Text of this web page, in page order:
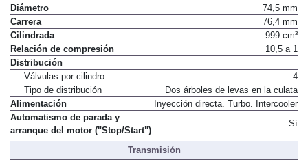
Diámetro
74,5 mm
Carrera
76,4 mm
Cilindrada
999 cm³
Relación de compresión
10,5 a 1
Distribución
Válvulas por cilindro
4
Tipo de distribución
Dos árboles de levas en la culata
Alimentación
Inyección directa. Turbo. Intercooler
Automatismo de parada y
arranque del motor ("Stop/Start")
Sí
Transmisión